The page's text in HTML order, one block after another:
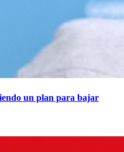
un plan para bajar